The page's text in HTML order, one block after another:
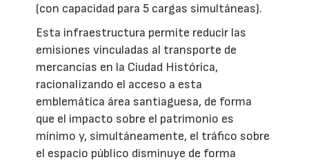
(con capacidad para 5 cargas simultáneas).
Esta infraestructura permite reducir las
emisiones vinculadas al transporte de
mercancías en la Ciudad Histórica,
racionalizando el acceso a esta
emblemática área santiaguesa, de forma
que el impacto sobre el patrimonio es
mínimo y, simultáneamente, el tráfico sobre
el espacio público disminuye de forma